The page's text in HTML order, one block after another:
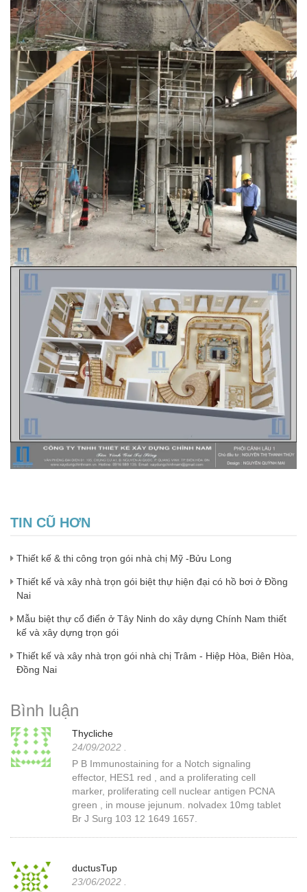
TIN CŨ HƠN
Thiết kế & thi công trọn gói nhà chị Mỹ -Bửu Long
Thiết kế và xây nhà trọn gói biệt thự hiện đại có hồ bơi ở Đồng
Nai
Mẫu biệt thự cổ điển ở Tây Ninh do xây dựng Chính Nam thiết
kế và xây dựng trọn gói
Thiết kế và xây nhà trọn gói nhà chị Trâm - Hiệp Hòa, Biên Hòa,
Đồng Nai
Bình luận
Thycliche
24/09/2022 .
P B Immunostaining for a Notch signaling
effector, HES1 red , and a proliferating cell
marker, proliferating cell nuclear antigen PCNA
green , in mouse jejunum. nolvadex 10mg tablet
Br J Surg 103 12 1649 1657.
ductusTup
23/06/2022 .